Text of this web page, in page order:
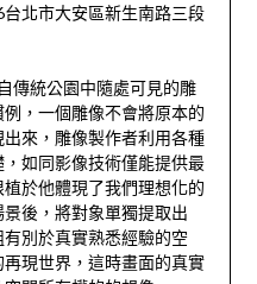
北市大安區新生南路三段
傳統公園中隨處可見的雕
，一個雕像不會將原本的
來，雕像製作者利用各種
如同影像技術僅能提供最
於他體現了我們理想化的
後，將對象單獨提取出
別於真實熟悉經驗的空
現世界，這時畫面的真實